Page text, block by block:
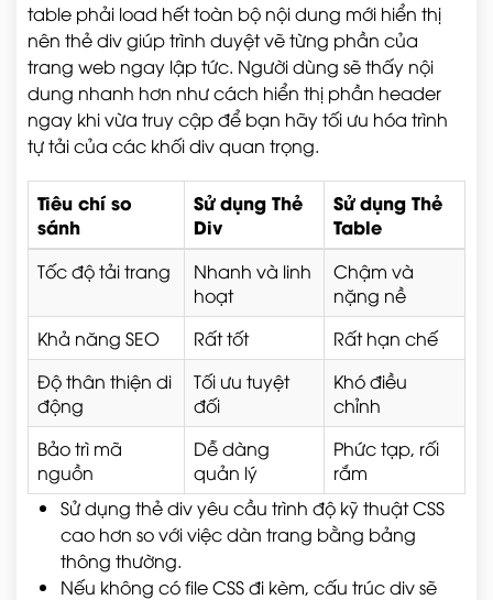
table phải load hết toàn bộ nội dung mới hiển thị
nên thẻ div giúp trình duyệt vẽ từng phần của
trang web ngay lập tức. Người dùng sẽ thấy nội
dung nhanh hơn như cách hiển thị phần header
ngay khi vừa truy cập để bạn hãy tối ưu hóa trình
tự tải của các khối div quan trọng.
Tiêu chí so
sánh
Sử dụng Thẻ
Div
Sử dụng Thẻ
Table
Tốc độ tải trang
Nhanh và linh
hoạt
Chậm và
nặng nề
Khả năng SEO
Rất tốt
Rất hạn chế
Độ thân thiện di
động
Tối ưu tuyệt
đối
Khó điều
chỉnh
Bảo trì mã
nguồn
Dễ dàng
quản lý
Phức tạp, rối
rắm
Sử dụng thẻ div yêu cầu trình độ kỹ thuật CSS
cao hơn so với việc dàn trang bằng bảng
thông thường.
Nếu không có file CSS đi kèm, cấu trúc div sẽ